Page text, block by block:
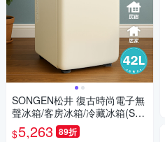
SONGEN松井 復古時尚電子無
聲冰箱/客房冰箱/冷藏冰箱(SG-
42AS-W)
$5,263 89折